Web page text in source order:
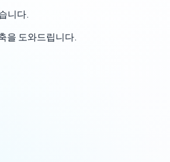
니다.
을 도와드립니다.